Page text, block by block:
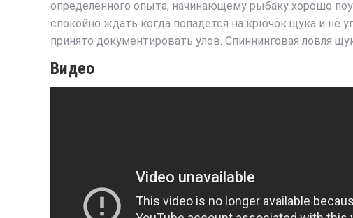
определенного опыта, начинающему рыбаку хорошо
спокойно ждать когда попадется на крючок щука и не
принято документировать улов. Спиннинговая ловля
Видео